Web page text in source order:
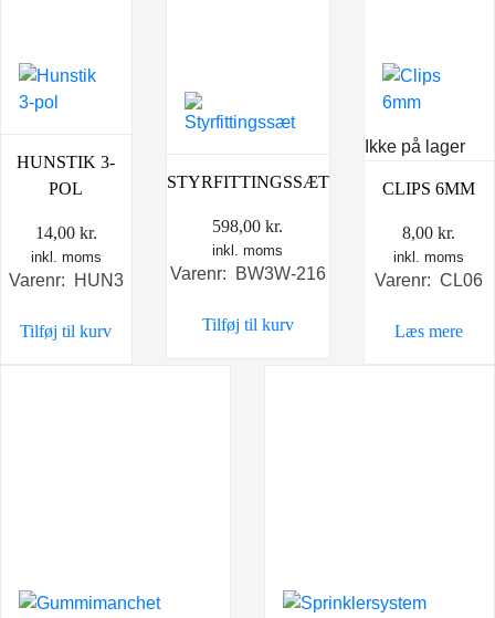
HUNSTIK 3-
POL
14,00 kr.
inkl. moms
Varenr: HUN3
Tilføj til kurv
STYRFITTINGSSÆT
598,00 kr.
inkl. moms
Varenr: BW3W-216
Tilføj til kurv
Ikke på lager
CLIPS 6MM
8,00kr.
inkl. moms
Varenr: CL06
Læs mere